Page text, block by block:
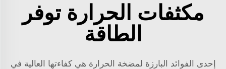
مكثفات الحرارة توفر
الطاقة
إحدى الفوائد البارزة لمضخة الحرارة هي كفاءتها العالية في